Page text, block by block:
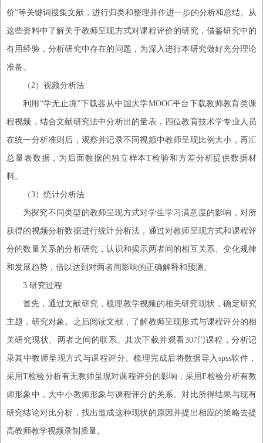
价”等关键词搜集文献，进行归类和整理并作进一步的分析和总结。从
这些资料中了解关于教师呈现方式对课程评价的研究，借鉴研究中的
有用经验，分析研究中存在的问题，为深入进行本研究做好充分理论
准备。
（2） 视频分析法
利用 “学无止境”下载器从中国大学MOOC平台下载教师教育类课
程视频，结合文献研究法中分析出的量表，四位教育技术学专业人员
在统一分析准则后，观察并记录不同视频中教师呈现比例大小，再汇
总量表数据， 为后面数据的独立样本T检验和方差分析提供数据材
料。
（3） 统计分析法
为探究不同类型的教师呈现方式对学生学习满意度的影响，对所
获得的视频分析数据进行统计分析法，通过对教师呈现方式和课程评
分的数量关系的分析研究，认识和揭示两者间的相互关系、变化规律
和发展趋势，借以达到对两者间影响的正确解释和预测。
3.研究过程
首先，通过文献研究，梳理教学视频的相关研究现状，确定研究
主题，研究对象。之后阅读文献，了解教师呈现形式与课程评分的相
关研究现状、两者之间的联系。其次下载并观看307门课程，分析记
录其中教师呈现方式与课程评分。梳理完成后将数据导入spss软件，
采用T检验分析有无教师呈现对课程评分的影响，采用F检验分析有教
师形象中，大中小教师形象与课程评分的关系。对比所得结果与现有
研究结论对比分析，找出造成这种现状的原因并提出相应的策略去提
高教师教学视频录制质量。